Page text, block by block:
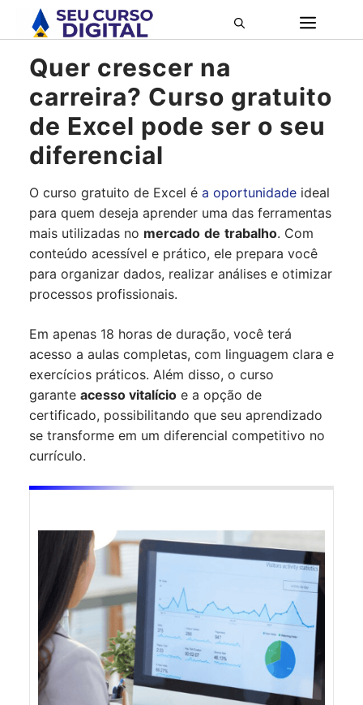
para
conteúdoQuer crescer na
carreira? Curso gratuito
de Excel pode ser o seu
diferencial
O curso gratuito de Excel é a oportunidade ideal
para quem deseja aprender uma das ferramentas
mais utilizadas no mercado de trabalho. Com
conteúdo acessível e prático, ele prepara você
para organizar dados, realizar análises e otimizar
processos profissionais.
Em apenas 18 horas de duração, você terá
acesso a aulas completas, com linguagem clara e
exercícios práticos. Além disso, o curso
garante acesso vitalício e a opção de
certificado, possibilitando que seu aprendizado
se transforme em um diferencial competitivo no
currículo.